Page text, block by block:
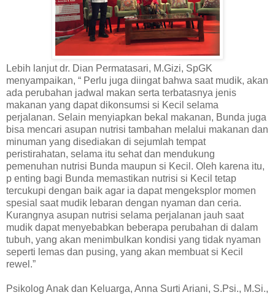
Lebih lanjut dr. Dian Permatasari, M.Gizi, SpGK
menyampaikan, “ Perlu juga diingat bahwa saat mudik, akan
ada perubahan jadwal makan serta terbatasnya jenis
makanan yang dapat dikonsumsi si Kecil selama
perjalanan. Selain menyiapkan bekal makanan, Bunda juga
bisa mencari asupan nutrisi tambahan melalui makanan dan
minuman yang disediakan di sejumlah tempat
peristirahatan, selama itu sehat dan mendukung
pemenuhan nutrisi Bunda maupun si Kecil. Oleh karena itu,
p enting bagi Bunda memastikan nutrisi si Kecil tetap
tercukupi dengan baik agar ia dapat mengeksplor momen
spesial saat mudik lebaran dengan nyaman dan ceria.
Kurangnya asupan nutrisi selama perjalanan jauh saat
mudik dapat menyebabkan beberapa perubahan di dalam
tubuh, yang akan menimbulkan kondisi yang tidak nyaman
seperti lemas dan pusing, yang akan membuat si Kecil
rewel.”
Psikolog Anak dan Keluarga, Anna Surti Ariani, S.Psi., M.Si.,